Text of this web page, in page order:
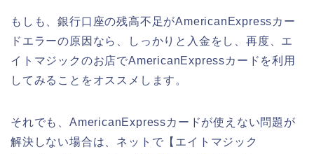
もしも、銀行口座の残高不足がAmericanExpressカー
ドエラーの原因なら、しっかりと入金をし、再度、エ
イトマジックのお店でAmericanExpressカードを利用
してみることをオススメします。
それでも、AmericanExpressカードが使えない問題が
解決しない場合は、ネットで【エイトマジック